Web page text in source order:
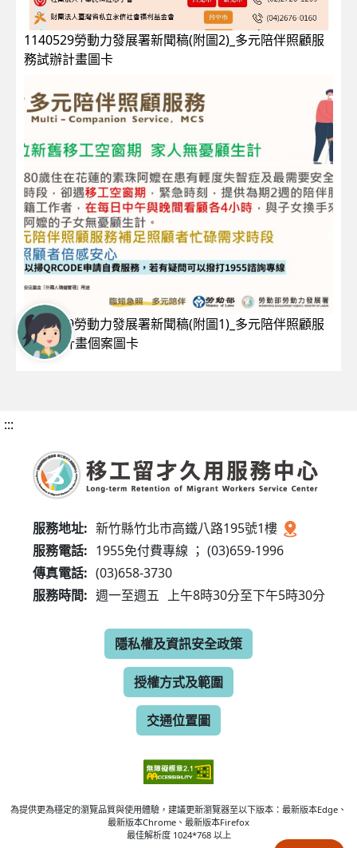
1140529勞動力發展署新聞稿(附圖2)_多元陪伴照顧服
務試辦計畫圖卡
1140529勞動力發展署新聞稿(附圖1)_多元陪伴照顧服
務試辦計畫個案圖卡
:::
服務地址: 新竹縣竹北市高鐵八路195號1樓
服務電話: 1955免付費專線 ； (03)659-1996
傳真電話: (03)658-3730
服務時間: 週一至週五 上午8時30分至下午5時30分
隱私權及資訊安全政策
授權方式及範圍
交通位置圖
為提供更為穩定的瀏覽品質與使用體驗，建議更新瀏覽器至以下版本：最新版本Edge、
最新版本Chrome、最新版本Firefox
最佳解析度 1024*768 以上